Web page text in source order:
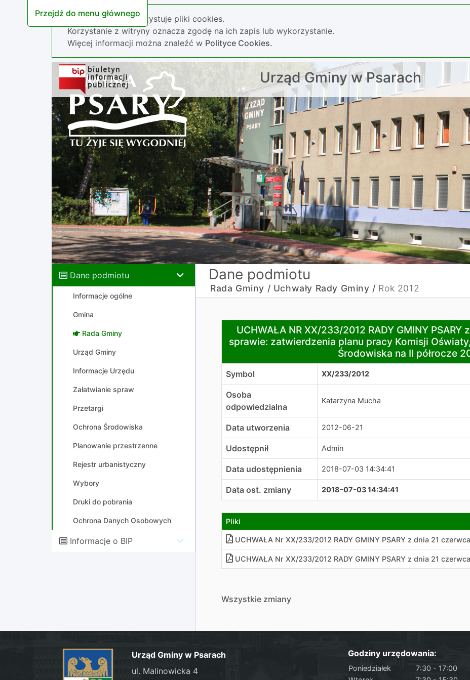
Przejdź do menu głównego
Nasza strona wykorzystuje pliki cookies.
Korzystanie z witryny oznacza zgodę na ich zapis lub wykorzystanie.
Więcej informacji można znaleźć w Polityce Cookies.
Urząd Gminy w Psarach
Dane podmiotu
Informacje ogólne
Gmina
Rada Gminy
Urząd Gminy
Informacje Urzędu
Załatwianie spraw
Przetargi
Ochrona Środowiska
Planowanie przestrzenne
Rejestr urbanistyczny
Wybory
Druki do pobrania
Ochrona Danych Osobowych
Informacje o BIP
Dane podmiotu
Rada Gminy / Uchwały Rady Gminy / Rok 2012
UCHWAŁA NR XX/233/2012 RADY GMINY PSARY z dnia 21
UCHWAŁA NR XX/233/2012 RADY GMINY
sprawie: zatwierdzenia planu pracy Komisji
Środowiska na II półrocze
Symbol XX/233/2012
Osoba
odpowiedzialna
Katarzyna Mucha
Data utworzenia 2012-06-21
Udostępnił Admin
Data udostępnienia 2018-07-03 14:34:41
Data ost. zmiany 2018-07-03 14:34:41
Pliki
UCHWAŁA Nr XX/233/2012 RADY GMINY PSARY z dnia 21
UCHWAŁA Nr XX/233/2012 RADY GMINY PSARY z dnia 21
Wszystkie zmiany
Urząd Gminy w Psarach
ul. Malinowicka 4
Godziny urzędowania:
Poniedziałek
7:30 - 17:00